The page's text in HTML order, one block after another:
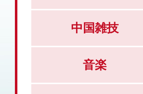
中国雑技
音楽